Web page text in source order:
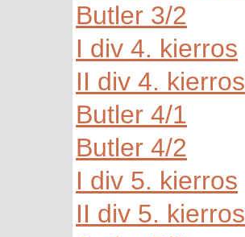
Butler 3/2
I div 4. kierros
II div 4. kierros
Butler 4/1
Butler 4/2
I div 5. kierros
II div 5. kierros